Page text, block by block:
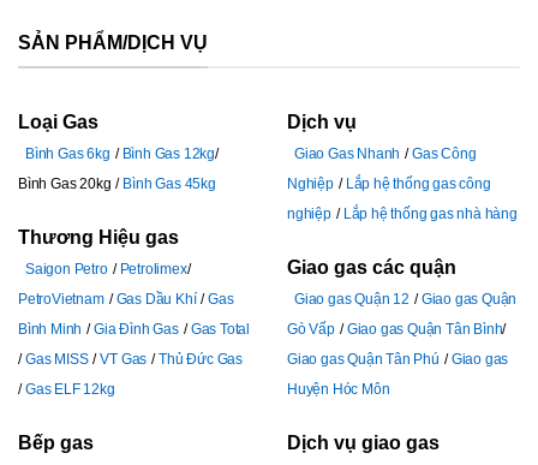
SẢN PHẨM/DỊCH VỤ
Loại Gas
Bình Gas 6kg
Bình Gas 12kg
Bình Gas 20kg
Bình Gas 45kg
Thương Hiệu gas
Saigon Petro
Petrolimex
PetroVietnam
Gas Dầu Khí
Gas
Bình Minh
Gia Đình Gas
Gas Total
Gas MISS
VT Gas
Thủ Đức Gas
Gas ELF 12kg
Bếp gas
Dịch vụ
Giao Gas Nhanh
Gas Công
Nghiệp
Lắp hệ thống gas công
nghiệp
Lắp hệ thống gas nhà hàng
Giao gas các quận
Giao gas Quận 12
Giao gas Quận
Gò Vấp
Giao gas Quận Tân Bình
Giao gas Quận Tân Phú
Giao gas
Huyện Hóc Môn
Dịch vụ giao gas